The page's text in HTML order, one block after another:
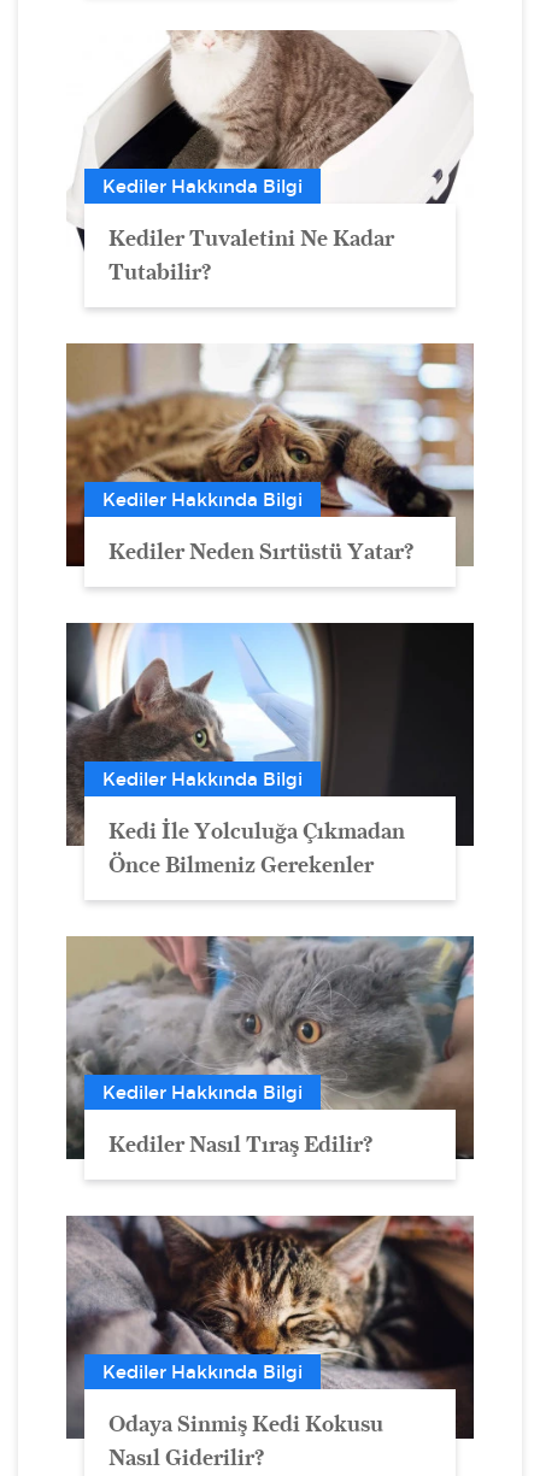
Kediler Hakkında Bilgi
Kediler Tuvaletini Ne Kadar
Tutabilir?
Kediler Hakkında Bilgi
Kediler Neden Sırtüstü Yatar?
Kediler Hakkında Bilgi
Kedi İle Yolculuğa Çıkmadan
Önce Bilmeniz Gerekenler
Kediler Hakkında Bilgi
Kediler Nasıl Tıraş Edilir?
Kediler Hakkında Bilgi
Odaya Sinmiş Kedi Kokusu
Nasıl Giderilir?